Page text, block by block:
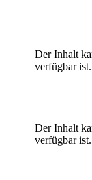
Der Inhalt
verfügbar ist.
Der Inhalt
verfügbar ist.